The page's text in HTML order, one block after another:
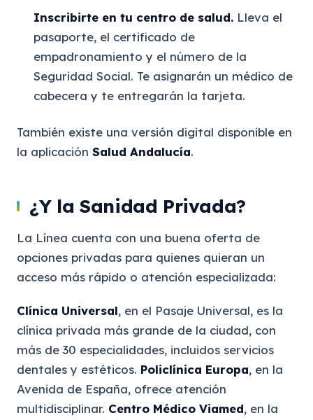
Inscribirte en tu centro de salud. Lleva el
pasaporte, el certificado de
empadronamiento y el número de la
Seguridad Social. Te asignarán un médico de
cabecera y te entregarán la tarjeta.
También existe una versión digital disponible en
la aplicación Salud Andalucía.
¿Y la Sanidad Privada?
La Línea cuenta con una buena oferta de
opciones privadas para quienes quieran un
acceso más rápido o atención especializada:
Clínica Universal, en el Pasaje Universal, es la
clínica privada más grande de la ciudad, con
más de 30 especialidades, incluidos servicios
dentales y estéticos. Policlínica Europa, en la
Avenida de España, ofrece atención
multidisciplinar. Centro Médico Viamed, en la